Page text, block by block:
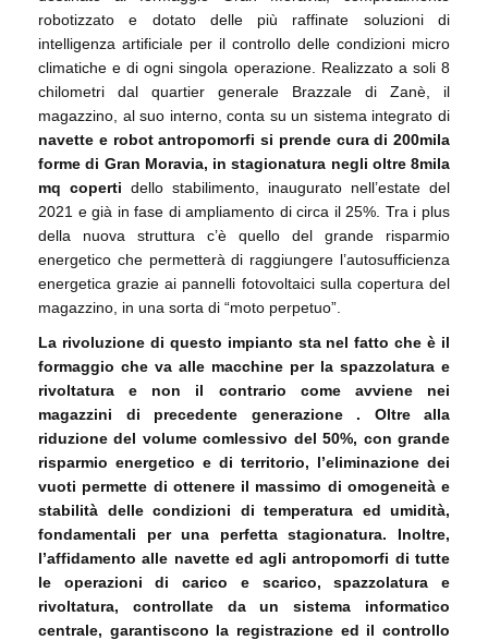
robotizzato e dotato delle più raffinate soluzioni di
intelligenza artificiale per il controllo delle condizioni micro
climatiche e di ogni singola operazione. Realizzato a soli 8
chilometri dal quartier generale Brazzale di Zanè, il
magazzino, al suo interno, conta su un sistema integrato di
navette e robot antropomorfi si prende cura di 200mila
forme di Gran Moravia, in stagionatura negli oltre 8mila
mq coperti dello stabilimento, inaugurato nell’estate del
2021 e già in fase di ampliamento di circa il 25%. Tra i plus
della nuova struttura c’è quello del grande risparmio
energetico che permetterà di raggiungere l’autosufficienza
energetica grazie ai pannelli fotovoltaici sulla copertura del
magazzino, in una sorta di “moto perpetuo”.
La rivoluzione di questo impianto sta nel fatto che è il
formaggio che va alle macchine per la spazzolatura e
rivoltatura e non il contrario come avviene nei
magazzini di precedente generazione . Oltre alla
riduzione del volume comlessivo del 50%, con grande
risparmio energetico e di territorio, l’eliminazione dei
vuoti permette di ottenere il massimo di omogeneità e
stabilità delle condizioni di temperatura ed umidità,
fondamentali per una perfetta stagionatura. Inoltre,
l’affidamento alle navette ed agli antropomorfi di tutte
le operazioni di carico e scarico, spazzolatura e
rivoltatura, controllate da un sistema informatico
centrale, garantiscono la registrazione ed il controllo